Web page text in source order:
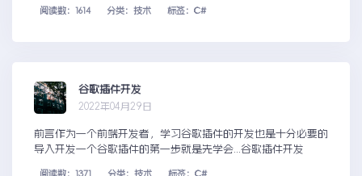
阅读数：1614 分类：技术 标签：C#
谷歌插件开发
2022年04月29日
前言作为一个前端开发者，学习谷歌插件的开发也是十分必要的
导入开发一个谷歌插件的第一步就是先学会...谷歌插件开发
阅读数：1371 分类：技术 标签：C#